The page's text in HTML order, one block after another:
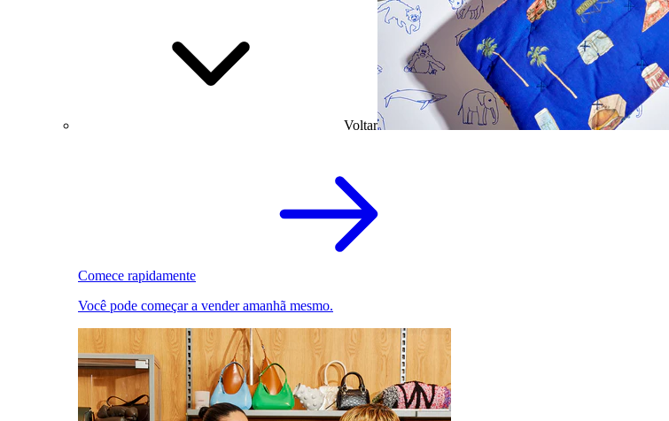
Voltar
Comece rapidamente
Você pode começar a vender amanhã mesmo.